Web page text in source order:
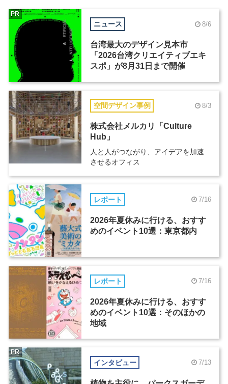
ニュース 8/6
台湾最大のデザイン見本市
「2026台湾クリエイティブエキ
スポ」が8月31日まで開催
PR
空間デザイン事例 8/3
株式会社メルカリ「Culture
Hub」
人と人がつながり、アイデアを加速
させるオフィス
レポート 7/16
2026年夏休みに行ける、おすす
めのイベント10選：東京都内
レポート 7/16
2026年夏休みに行ける、おすす
めのイベント10選：そのほかの
地域
インタビュー 7/13
PR